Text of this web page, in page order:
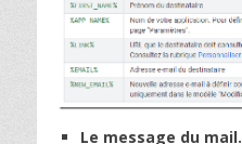
Le message du mail.